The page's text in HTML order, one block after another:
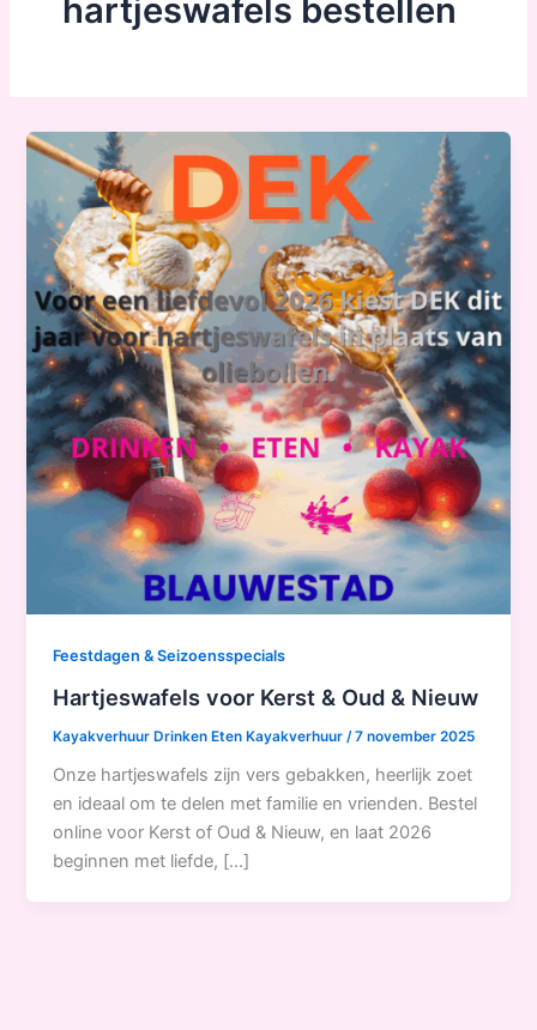
hartjeswafels bestellen
Feestdagen & Seizoensspecials
Hartjeswafels voor Kerst & Oud & Nieuw
Kayakverhuur Drinken Eten Kayakverhuur /7 november 2025
Onze hartjeswafels zijn vers gebakken, heerlijk zoet
en ideaal om te delen met familie en vrienden. Bestel
online voor Kerst of Oud & Nieuw, en laat 2026
beginnen met liefde, […]